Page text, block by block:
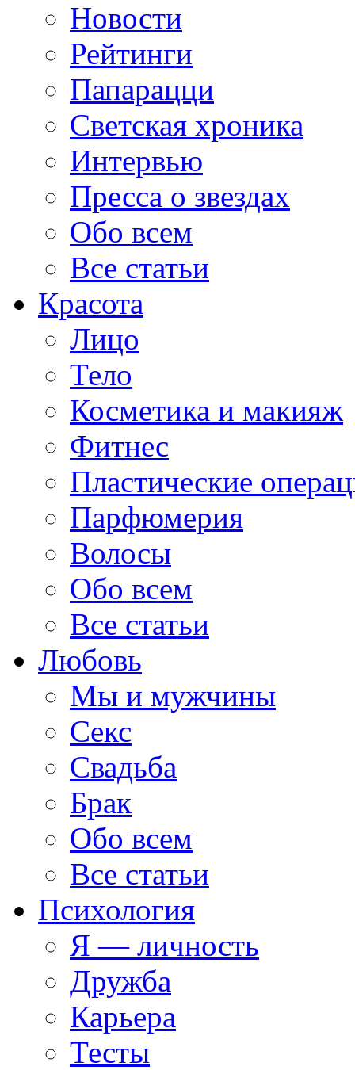
Новости
Рейтинги
Папарацци
Светская хроника
Интервью
Пресса о звездах
Обо всем
Все статьи
Красота
Лицо
Тело
Косметика и макияж
Фитнес
Пластические
Парфюмерия
Волосы
Обо всем
Все статьи
Любовь
Мы и мужчины
Секс
Свадьба
Брак
Обо всем
Все статьи
Психология
Я — личность
Дружба
Карьера
Тесты